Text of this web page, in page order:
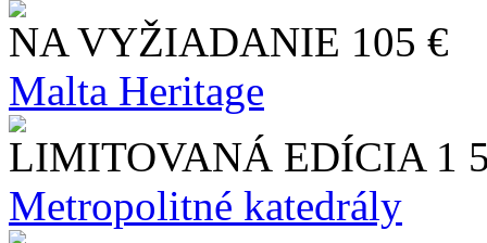
NA VYŽIADANIE 105 €
Malta Heritage
LIMITOVANÁ EDÍCIA 1
Metropolitné katedrály